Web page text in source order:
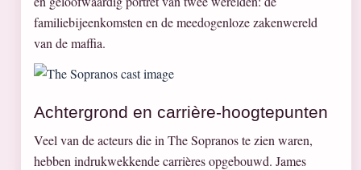
familiebijeenkomsten en de meedogenloze zakenwereld
van de maffia.
Achtergrond en carrière-hoogtepunten
Veel van de acteurs die in The Sopranos te zien waren,
hebben indrukwekkende carrières opgebouwd. James